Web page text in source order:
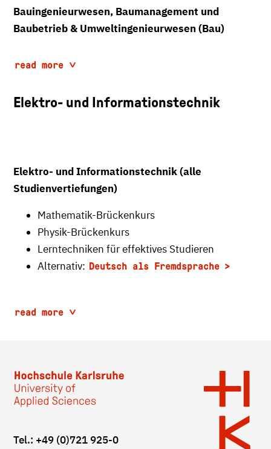
Bauingenieurwesen, Baumanagement und
Baubetrieb & Umweltingenieurwesen (Bau)
read more
Elektro- und Informationstechnik
Elektro- und Informationstechnik (alle
Studienvertiefungen)
Mathematik-Brückenkurs
Physik-Brückenkurs
Lerntechniken für effektives Studieren
Alternativ: Deutsch als Fremdsprache
read more
Tel.: +49 (0)721 925-0